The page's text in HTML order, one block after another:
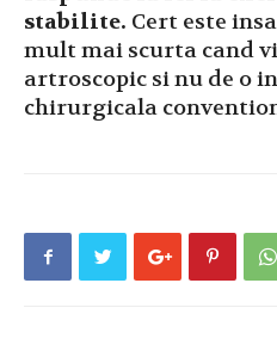
stabilite. Cert este
mult mai scurta cand
artroscopic si nu de o
chirurgicala